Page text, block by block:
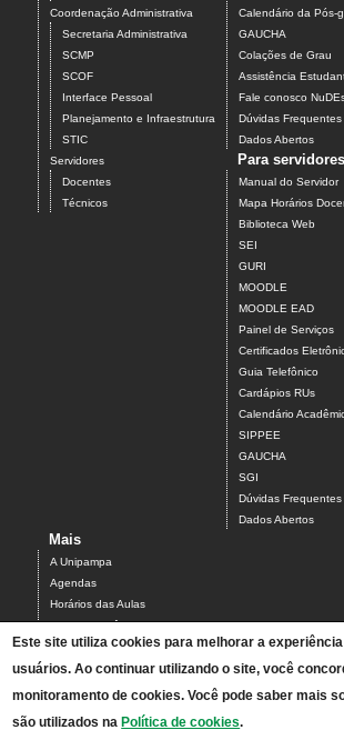
Coordenação Administrativa
Secretaria Administrativa
SCMP
SCOF
Interface Pessoal
Planejamento e Infraestrutura
STIC
Servidores
Docentes
Técnicos
Calendário da Pós-
GAUCHA
Colações de Grau
Assistência
Fale conosco
Dúvidas Frequentes
Dados Abertos
Para servidores
Manual do Servidor
Mapa Horários
Biblioteca Web
SEI
GURI
MOODLE
MOODLE EAD
Painel de Serviços
Certificados
Guia Telefônico
Cardápios RUs
Calendário
SIPPEE
GAUCHA
SGI
Dúvidas Frequentes
Dados Abertos
Mais
A Unipampa
Agendas
Horários das Aulas
Centro Acadêmico do Campus Alegrete
Estrutura Organizacional
PDI 2019-2023
Orientações de segurança
Este site utiliza cookies para melhorar a
usuários. Ao continuar utilizando o site, você
monitoramento de cookies. Você pode saber mais
são utilizados na Política de cookies.